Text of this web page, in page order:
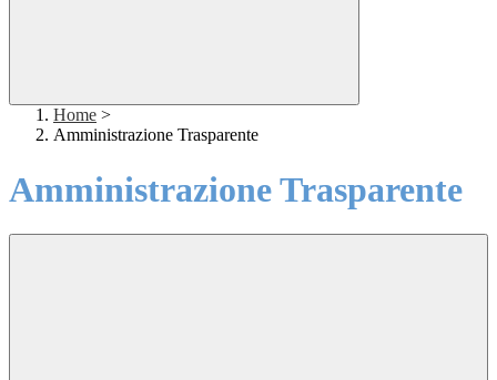
Home >
Amministrazione Trasparente
Amministrazione Trasparente